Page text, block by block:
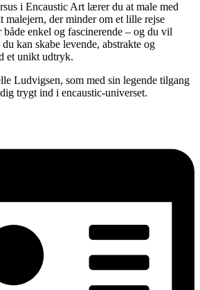
i Encaustic Art lærer du at male med
malejern, der minder om et lille rejse
enkel og fascinerende – og du vil
kan skabe levende, abstrakte og
et unikt udtryk.
Ludvigsen, som med sin legende tilgang
trygt ind i encaustic-universet.